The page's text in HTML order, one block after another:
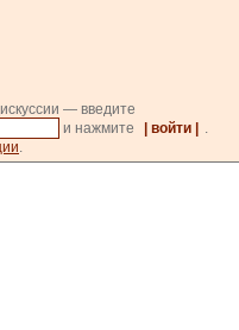
— введите
и нажмите | войти |
.
.